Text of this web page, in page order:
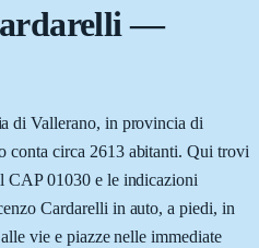
—
di Vallerano, in provincia di
circa 2613 abitanti. Qui trovi
CAP 01030 e le indicazioni
Cardarelli in auto, a piedi, in
vie e piazze nelle immediate